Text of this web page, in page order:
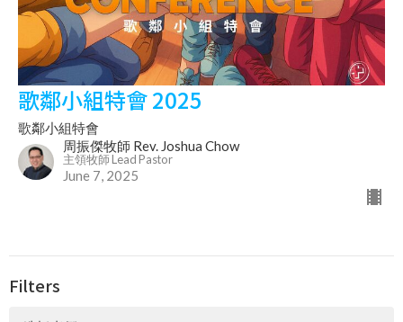
歌鄰小組特會 2025
歌鄰小組特會
周振傑牧師 Rev. Joshua Chow
主領牧師 Lead Pastor
June 7, 2025
Filters